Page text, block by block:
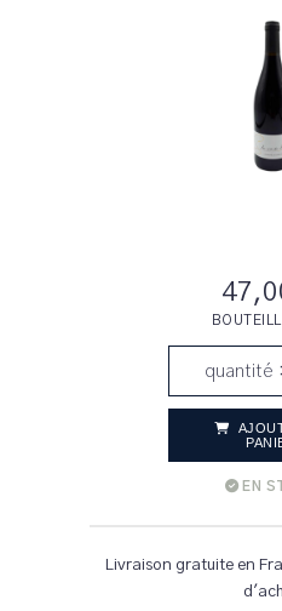
quantité :
EN
Livraison gratuite en